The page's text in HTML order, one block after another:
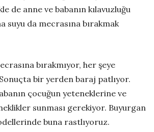
de anne ve babanın kılavuzluğu
suyu da mecrasına bırakmak
bırakmıyor, her şeye
bir yerden baraj patlıyor.
çocuğun yeteneklerine ve
sunması gerekiyor. Buyurgan
buna rastlıyoruz.